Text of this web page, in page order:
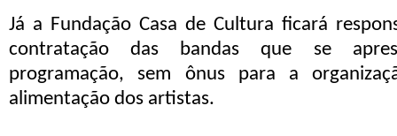
Já a Fundação Casa de Cultura ficará
contratação das bandas que se
programação, sem ônus para a
alimentação dos artistas.